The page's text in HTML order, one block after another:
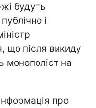
будуть
і
що після викиду
монополіст на
про